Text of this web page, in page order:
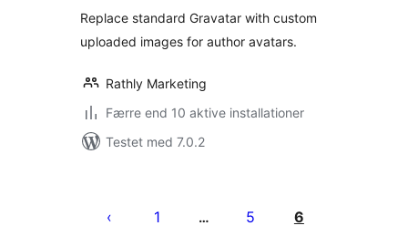
Replace standard Gravatar with custom
uploaded images for author avatars.
Rathly Marketing
Færre end 10 aktive installationer
Testet med 7.0.2
1 … 5 6